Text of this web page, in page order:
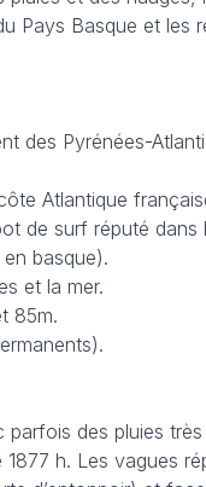
Pays Basque et
des Pyrénées-
Atlantique
de surf réputé dans
basque).
et la mer.
85m.
des pluies
h. Les vagues